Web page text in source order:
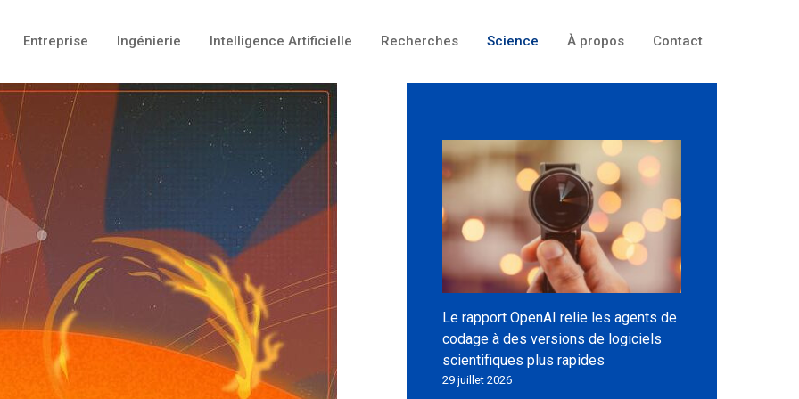
Entreprise Ingénierie Intelligence Artificielle Recherches Science À propos Contact
Le rapport OpenAI relie les agents de
codage à des versions de logiciels
scientifiques plus rapides
29 juillet 2026